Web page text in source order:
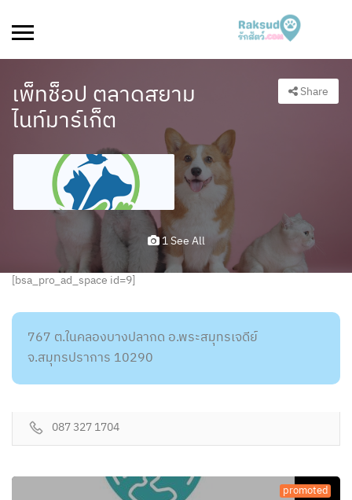
เพ็ทช็อป ตลาดสยาม
ไนท์มาร์เก็ต
Share
1 See All
[bsa_pro_ad_space id=9]
767 ต.ในคลองบางปลากด อ.พระสมุทรเจดีย์
จ.สมุทรปราการ 10290
087 327 1704
promoted